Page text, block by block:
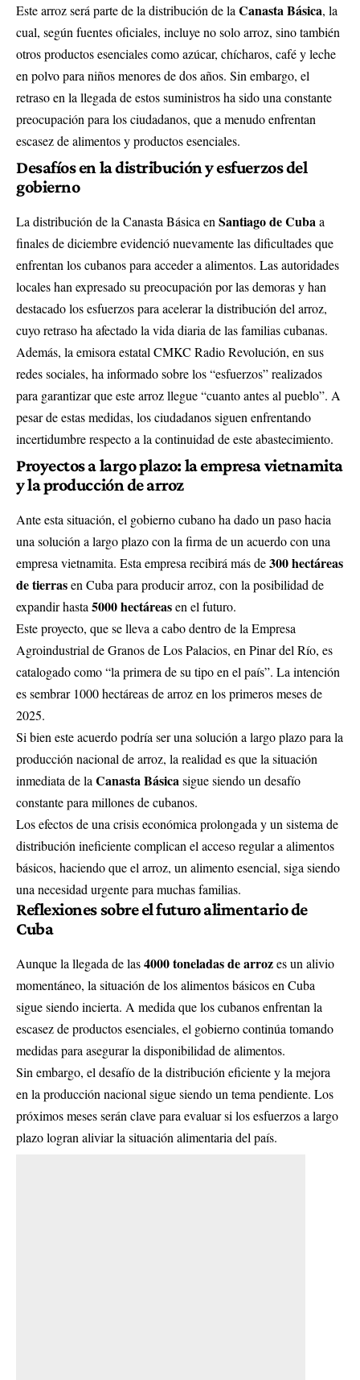
Este arroz será parte de la distribución de la Canasta Básica, la
cual, según fuentes oficiales, incluye no solo arroz, sino también
otros productos esenciales como azúcar, chícharos, café y leche
en polvo para niños menores de dos años. Sin embargo, el
retraso en la llegada de estos suministros ha sido una constante
preocupación para los ciudadanos, que a menudo enfrentan
escasez de alimentos y productos esenciales.
Desafíos en la distribución y esfuerzos del
gobierno
La distribución de la Canasta Básica en Santiago de Cubaa
finales de diciembre evidenció nuevamente las dificultades que
enfrentan los cubanos para acceder a alimentos. Las autoridades
locales han expresado su preocupación por las demoras y han
destacado los esfuerzos para acelerar la distribución del arroz,
cuyo retraso ha afectado la vida diaria de las familias cubanas.
Además, la emisora estatal CMKC Radio Revolución, en sus
redes sociales, ha informado sobre los “esfuerzos” realizados
para garantizar que este arroz llegue “cuanto antes al pueblo”. A
pesar de estas medidas, los ciudadanos siguen enfrentando
incertidumbre respecto a la continuidad de este abastecimiento.
Proyectos a largo plazo: la empresa vietnamita
y la producción de arroz
Ante esta situación, el gobierno cubano ha dado un paso hacia
una solución a largo plazo con la firma de un acuerdo con una
empresa vietnamita. Esta empresa recibirá más de300 hectáreas
de tierrasen Cuba para producir arroz, con la posibilidad de
expandir hasta5000 hectáreasen el futuro.
Este proyecto, que se lleva a cabo dentro de la Empresa
Agroindustrial de Granos de Los Palacios, en Pinar del Río, es
catalogado como “la primera de su tipo en el país”. La intención
es sembrar 1000 hectáreas de arroz en los primeros meses de
2025.
Si bien este acuerdo podría ser una solución a largo plazo para la
producción nacional de arroz, la realidad es que la situación
inmediata de laCanasta Básicasigue siendo un desafío
constante para millones de cubanos.
Los efectos de una crisis económica prolongada y un sistema de
distribución ineficiente complican el acceso regular a alimentos
básicos, haciendo que el arroz, un alimento esencial, siga siendo
una necesidad urgente para muchas familias.
Reflexiones sobre el futuro alimentario de
Cuba
Aunque la llegada de las4000 toneladas de arrozes un alivio
momentáneo, la situación de los alimentos básicos en Cuba
sigue siendo incierta. A medida que los cubanos enfrentan la
escasez de productos esenciales, el gobierno continúa tomando
medidas para asegurar la disponibilidad de alimentos.
Sin embargo, el desafío de la distribución eficiente y la mejora
en la producción nacional sigue siendo un tema pendiente. Los
próximos meses serán clave para evaluar si los esfuerzos a largo
plazo logran aliviar la situación alimentaria del país.